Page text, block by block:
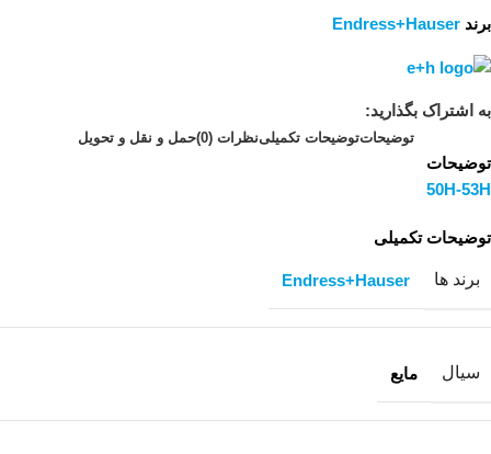
برند Endress+Hauser
به اشتراک بگذارید:
توضیحاتتوضیحات تکمیلینظرات (0) حمل و نقل و تحویل
توضیحات
50H-53H
توضیحات تکمیلی
برند ها Endress+Hauser
سیال مایع